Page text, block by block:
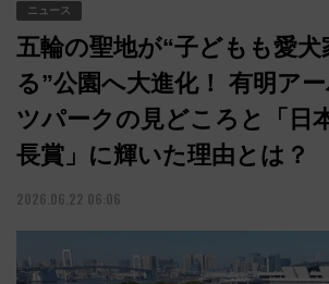
ニュース
五輪の聖地が“子どもも愛犬
る”公園へ大進化！ 有明ア
ツパークの見どころと「日
長賞」に輝いた理由とは？
2026.06.22 06:06